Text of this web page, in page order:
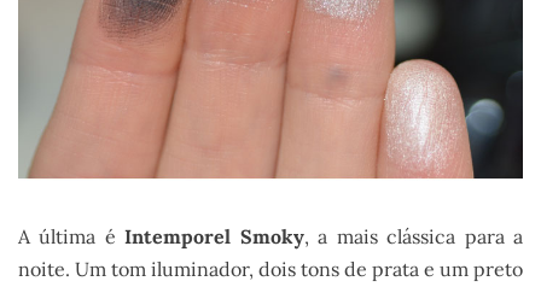
A última é Intemporel Smoky, a mais clássica para a
noite. Um tom iluminador, dois tons de prata e um preto